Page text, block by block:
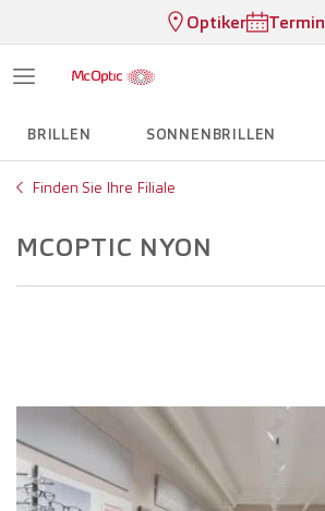
Optiker Termin
BRILLEN SONNENBRILLEN
Finden Sie Ihre Filiale
MCOPTIC NYON